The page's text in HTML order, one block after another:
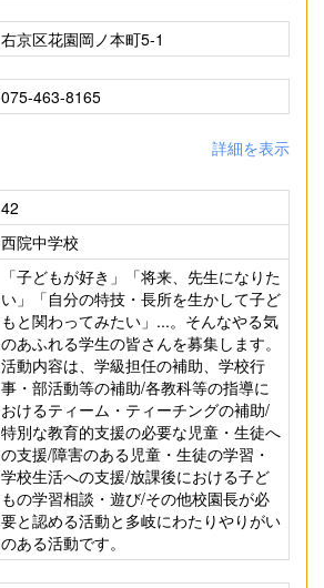
右京区花園岡ノ本町5-1
075-463-8165
詳細を表示
42
西院中学校
「子どもが好き」「将来、先生になりた
い」「自分の特技・長所を生かして子ど
もと関わってみたい」...。そんなやる気
のあふれる学生の皆さんを募集します。
活動内容は、学級担任の補助、学校行
事・部活動等の補助/各教科等の指導に
おけるティーム・ティーチングの補助/
特別な教育的支援の必要な児童・生徒へ
の支援/障害のある児童・生徒の学習・
学校生活への支援/放課後における子ど
もの学習相談・遊び/その他校園長が必
要と認める活動と多岐にわたりやりがい
のある活動です。